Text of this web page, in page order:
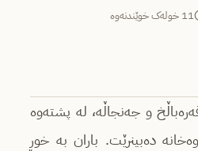
11 خولەک خوێندنەوە
و جه‌نجاڵه‌، لە پشتەوە
دەبینرێت. باران بە خوڕ